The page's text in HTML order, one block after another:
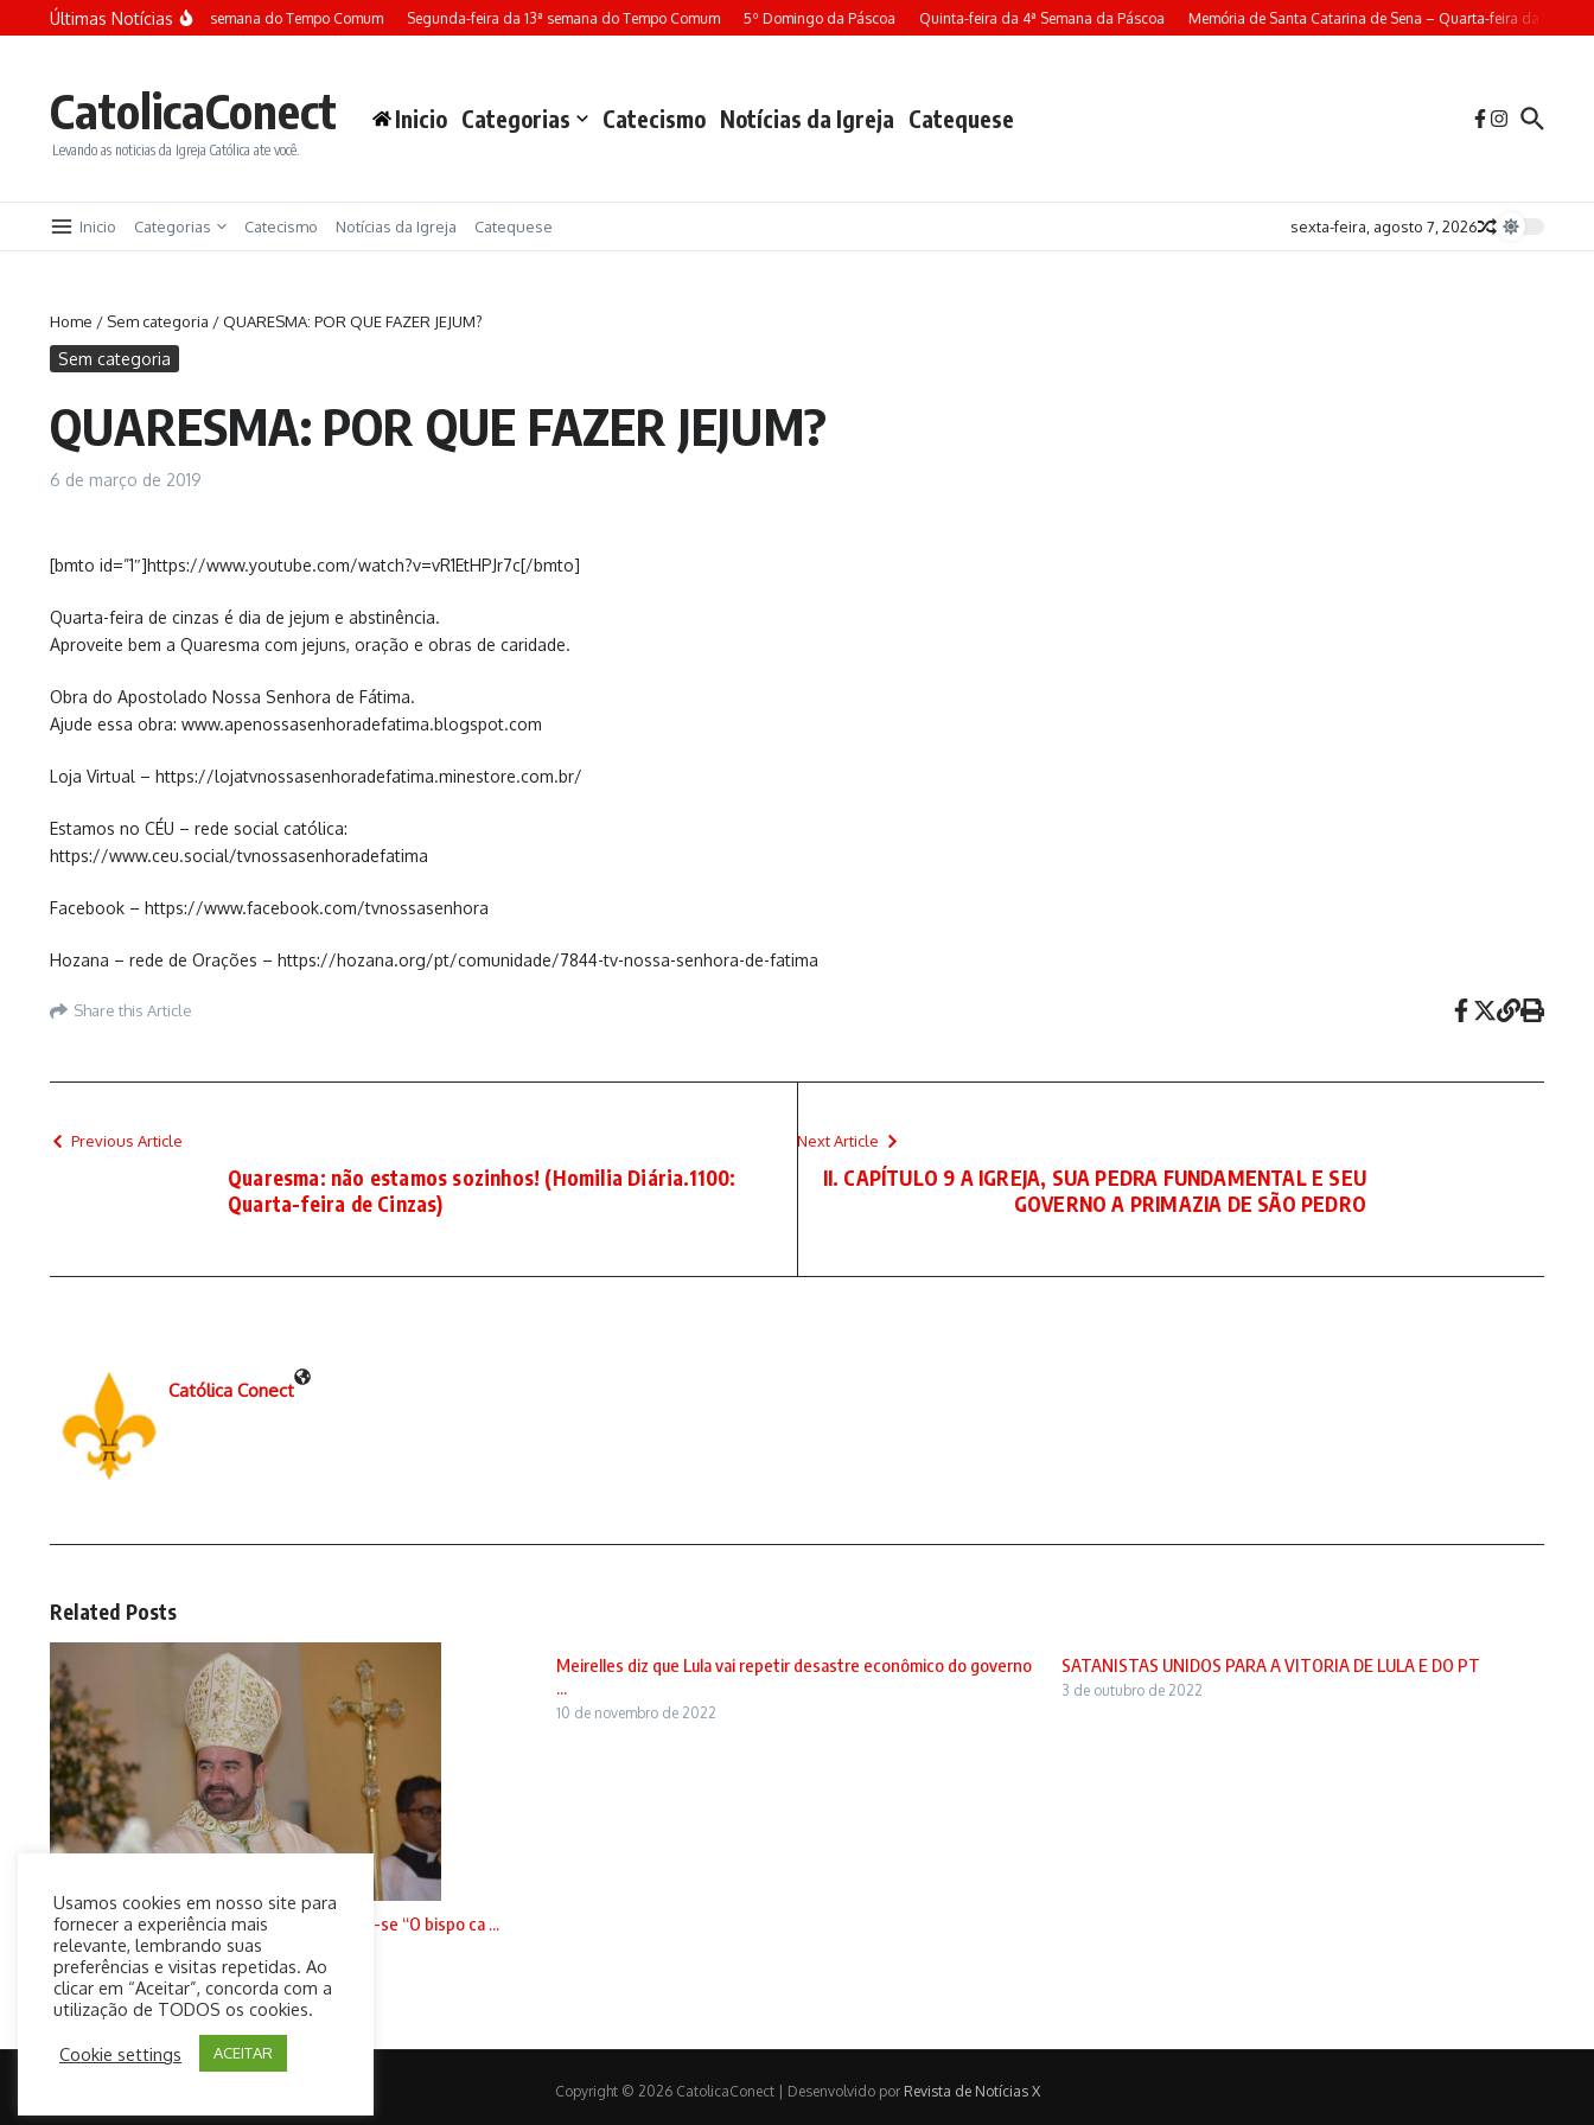
Ir para o conteúdo
Últimas Notícias
Terça-feira da 13ª semana do Tempo Comum Segunda-feira da 13ª semana do Tempo Comum 5º Domingo da Páscoa Quinta-feira da 4ª Semana da Páscoa Memória de Santa Catarina de Sena – Quarta-feira da 4ª
CatolicaConect
Levando as noticias da Igreja Católica ate você.
Inicio Categorias Catecismo Notícias da Igreja Catequese
Inicio Categorias Catecismo Notícias da Igreja Catequese sexta-feira, agosto 7, 2026
Home / Sem categoria /QUARESMA: POR QUE FAZER JEJUM?
Sem categoria
QUARESMA: POR QUE FAZER JEJUM?
6 de março de 2019
[bmto id=”1″]https://www.youtube.com/watch?v=vR1EtHPJr7c[/bmto]
Quarta-feira de cinzas é dia de jejum e abstinência.
Aproveite bem a Quaresma com jejuns, oração e obras de caridade.
Obra do Apostolado Nossa Senhora de Fátima.
Ajude essa obra: www.apenossasenhoradefatima.blogspot.com
Loja Virtual – https://lojatvnossasenhoradefatima.minestore.com.br/
Estamos no CÉU – rede social católica:
https://www.ceu.social/tvnossasenhoradefatima
Facebook – https://www.facebook.com/tvnossasenhora
Hozana – rede de Orações – https://hozana.org/pt/comunidade/7844-tv-nossa-senhora-de-fatima
Share this Article
Previous Article
Quaresma: não estamos sozinhos! (Homilia Diária.1100:
Quarta-feira de Cinzas)
Next Article
II. CAPÍTULO 9 A IGREJA, SUA PEDRA FUNDAMENTAL E SEU
GOVERNO A PRIMAZIA DE SÃO PEDRO
Católica Conect
Related Posts
Fiéis e clérigos da diocese de Jundiaí cansam-se “O bispo ca ...
20 de setembro de 2024
Meirelles diz que Lula vai repetir desastre econômico do governo
...
10 de novembro de 2022
SATANISTAS UNIDOS PARA A VITORIA DE LULA E DO PT
3 de outubro de 2022
Copyright © 2026 CatolicaConect | Desenvolvido por Revista de Notícias X
Usamos cookies em nosso site para
fornecer a experiência mais
relevante, lembrando suas
preferências e visitas repetidas. Ao
clicar em “Aceitar”, concorda com a
utilização de TODOS os cookies.
Cookie settings ACEITAR